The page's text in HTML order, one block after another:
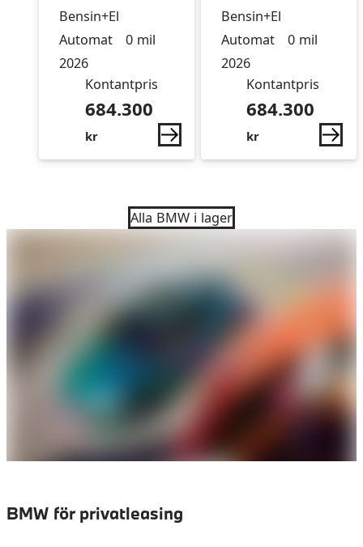
Drivmedel
Bensin+El
Drivmedel
Automat
Miltal
0 mil
årsmodell
2026
Kontantpris
684.300
kr
Drivmedel
Bensin+El
Drivmedel
Automat
Miltal
0 mil
årsmodell
2026
Kontantpris
684.300
kr
Alla BMW i lager
BMW för privatleasing